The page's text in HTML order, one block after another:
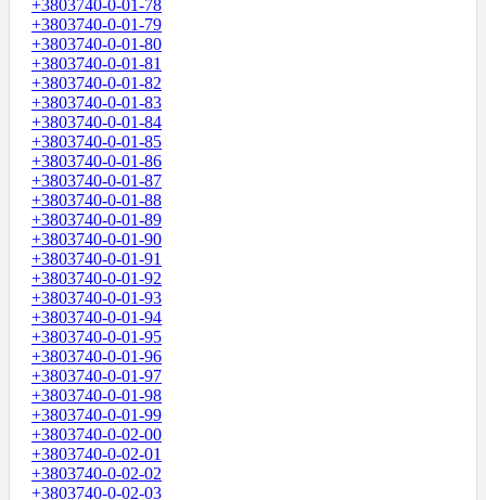
+3803740-0-01-78
+3803740-0-01-79
+3803740-0-01-80
+3803740-0-01-81
+3803740-0-01-82
+3803740-0-01-83
+3803740-0-01-84
+3803740-0-01-85
+3803740-0-01-86
+3803740-0-01-87
+3803740-0-01-88
+3803740-0-01-89
+3803740-0-01-90
+3803740-0-01-91
+3803740-0-01-92
+3803740-0-01-93
+3803740-0-01-94
+3803740-0-01-95
+3803740-0-01-96
+3803740-0-01-97
+3803740-0-01-98
+3803740-0-01-99
+3803740-0-02-00
+3803740-0-02-01
+3803740-0-02-02
+3803740-0-02-03